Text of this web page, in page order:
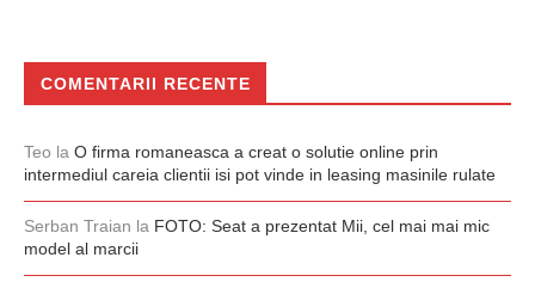
COMENTARII RECENTE
Teo la O firma romaneasca a creat o solutie online prin
intermediul careia clientii isi pot vinde in leasing masinile rulate
Serban Traian la FOTO: Seat a prezentat Mii, cel mai mai mic
model al marcii